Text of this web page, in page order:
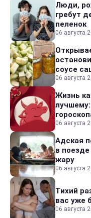
Люди,
гребут
пеленок
06 августа
соусе
06 августа
Жизнь
лучшему:
06 августа
Адская
в
жару
06 августа
Тихий
вас уже
06 августа